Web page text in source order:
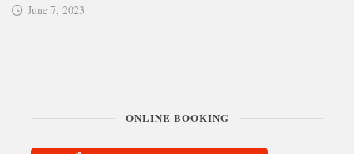
June 7, 2023
ONLINE BOOKING